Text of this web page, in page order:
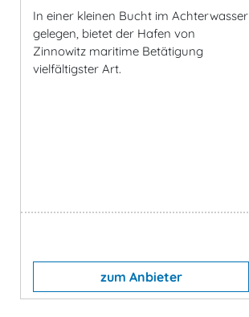
In einer kleinen Bucht im Achterwasser
gelegen, bietet der Hafen von
Zinnowitz maritime Betätigung
vielfältigster Art.
zum Anbieter